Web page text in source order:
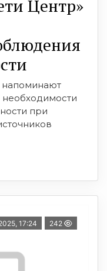
Центр»
напоминают
при
17:24 242